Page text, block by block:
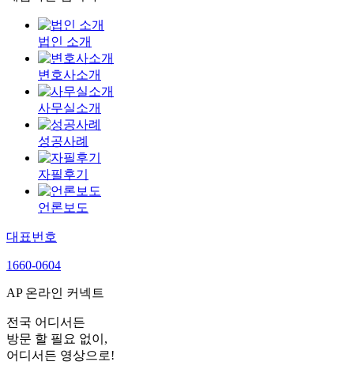
법인 소개
변호사소개
사무실소개
성공사례
자필후기
언론보도
대표번호
1660-0604
AP 온라인 커넥트
전국 어디서든
방문 할 필요 없이,
어디서든 영상으로!